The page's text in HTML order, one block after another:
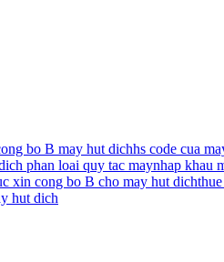
bo B may hut dichhs code cua
phan loai quy tac maynhap khau
xin cong bo B cho may hut dich
hut dich